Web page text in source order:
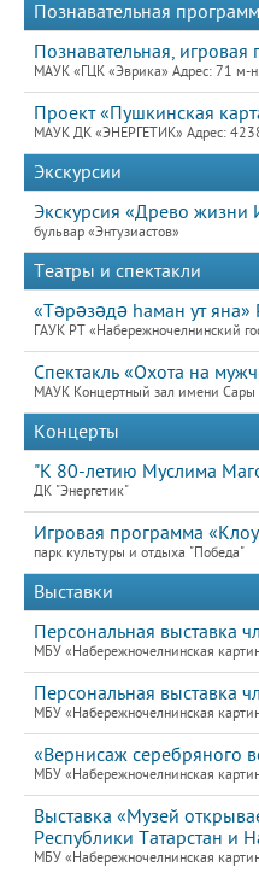
Познавательная
Познавательная,
МАУК «ГЦК «Эврика» Адрес: 71 м-
Проект «Пушкинская
МАУК ДК «ЭНЕРГЕТИК» Адрес:
Экскурсии
Экскурсия «Древо жизни
бульвар «Энтузиастов»
Театры и спектакли
«Тәрәзәдә hаман ут яна»
ГАУК РТ «Набережночелнинский
Спектакль «Охота на
МАУК Концертный зал имени Сары
Концерты
"К 80-летию Муслима
ДК "Энергетик"
Игровая программа
парк культуры и отдыха "Победа"
Выставки
Персональная выставка
МБУ «Набережночелнинская
Персональная выставка
МБУ «Набережночелнинская
«Вернисаж серебряного
МБУ «Набережночелнинская
Выставка «Музей
Республики Татарстан и
МБУ «Набережночелнинская